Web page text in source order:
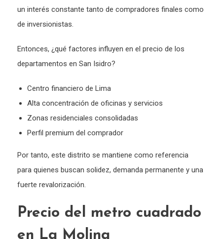
un interés constante tanto de compradores finales como
de inversionistas.
Entonces, ¿qué factores influyen en el precio de los
departamentos en San Isidro?
Centro financiero de Lima
Alta concentración de oficinas y servicios
Zonas residenciales consolidadas
Perfil premium del comprador
Por tanto, este distrito se mantiene como referencia
para quienes buscan solidez, demanda permanente y una
fuerte revalorización.
Precio del metro cuadrado
en La Molina